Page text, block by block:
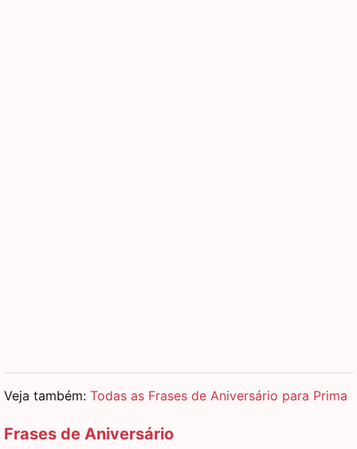
Veja também: Todas as Frases de Aniversário para Prima
Frases de Aniversário